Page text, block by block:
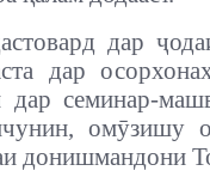
дар
дар
семинар-
омӯзишу
донишмандони